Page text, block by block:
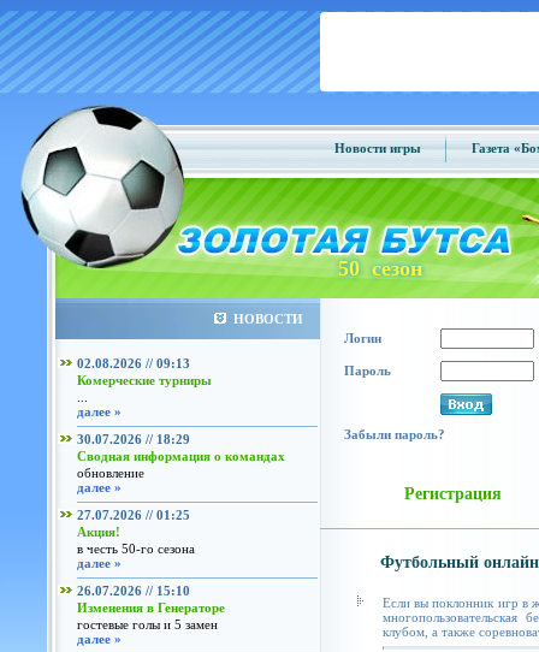
Новости игры Газета
50 сезон
НОВОСТИ
02.08.2026 // 09:13
Комерческие турниры
далее »
30.07.2026 // 18:29
Сводная информация о командах
обновление
далее »
27.07.2026 // 01:25
Акция!
в честь 50-го сезона
далее »
26.07.2026 // 15:10
Изменения в Генераторе
гостевые голы и 5 замен
далее »
Логин
Пароль
Забыли пароль?
Регистрация
Футбольный
Если вы поклонник игр в
клубом, а также